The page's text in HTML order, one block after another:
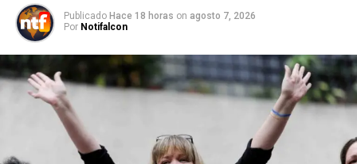
Publicado Hace 18 horas on agosto 7, 2026
Por Notifalcon